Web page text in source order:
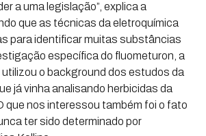
a uma legislação”, explica a
que as técnicas da eletroquímica
para identificar muitas substâncias
específica do fluometuron, a
o background dos estudos da
já vinha analisando herbicidas da
que nos interessou também foi o fato
ter sido determinado por